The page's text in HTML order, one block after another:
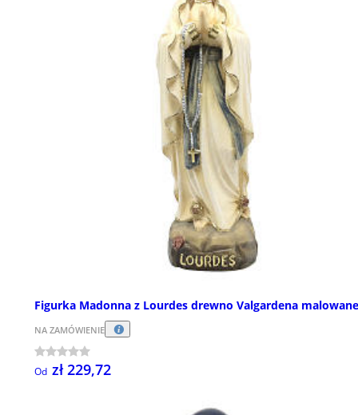
Figurka Madonna z Lourdes drewno Valgardena malowane
NA ZAMÓWIENIE
Od zł 229,72